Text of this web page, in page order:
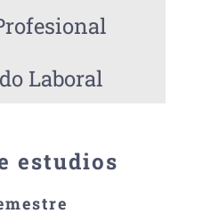
Laboral
estudios